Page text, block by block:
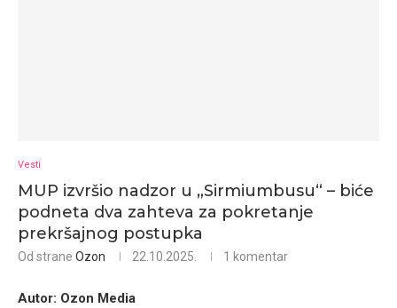
Vesti
MUP izvršio nadzor u „Sirmiumbusu“ – biće
podneta dva zahteva za pokretanje
prekršajnog postupka
Od strane Ozon 22.10.2025. 1 komentar
Autor: Ozon Media